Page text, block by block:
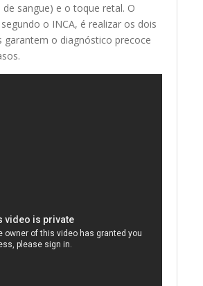
de sangue) e o toque retal. O
o INCA, é realizar os dois
garantem o diagnóstico precoce